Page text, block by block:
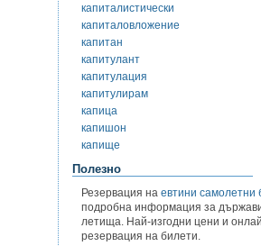
капиталистически
капиталовложение
капитан
капитулант
капитулация
капитулирам
капица
капишон
капище
Полезно
Резервация на евтини самолетни
подробна информация за
летища. Най-изгодни цени и
резервация на билети.